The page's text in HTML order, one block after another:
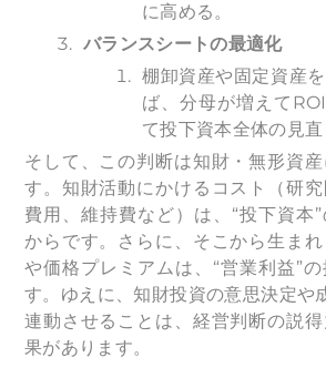
に高める。
バランスシートの最適化
棚卸資産や固定資産
ば、分母が増えて
て投下資本全体の見直
そして、この判断は知財・無形資
す。知財活動にかけるコスト（研
費用、維持費など）は、“投下資本
からです。さらに、そこから生ま
や価格プレミアムは、“営業利益”
す。ゆえに、知財投資の意思決定や
連動させることは、経営判断の説
果があります。